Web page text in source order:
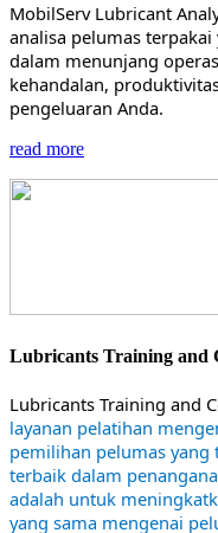
MobilServ Lubricant
analisa pelumas
dalam menunjang
kehandalan,
pengeluaran Anda.
read more
Lubricants Training and
Lubricants Training and
layanan pelatihan
pemilihan pelumas
terbaik dalam
adalah untuk
yang sama mengenai